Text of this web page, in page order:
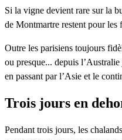
Si la vigne devient rare sur la
de Montmartre restent pour les
Outre les parisiens toujours
ou presque... depuis l’Australie
en passant par l’Asie et le
Trois jours en
Pendant trois jours, les